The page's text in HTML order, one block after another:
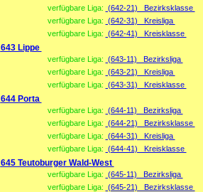
verfügbare Liga: (642-21) Bezirksklasse
verfügbare Liga: (642-31) Kreisliga
verfügbare Liga: (642-41) Kreisklasse
643 Lippe
verfügbare Liga: (643-11) Bezirksliga
verfügbare Liga: (643-21) Kreisliga
verfügbare Liga: (643-31) Kreisklasse
644 Porta
verfügbare Liga: (644-11) Bezirksliga
verfügbare Liga: (644-21) Bezirksklasse
verfügbare Liga: (644-31) Kreisliga
verfügbare Liga: (644-41) Kreisklasse
645 Teutoburger Wald-West
verfügbare Liga: (645-11) Bezirksliga
verfügbare Liga: (645-21) Bezirksklasse